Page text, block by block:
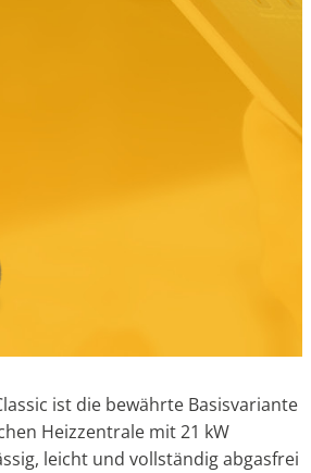
ist die bewährte Basisvariante
Heizzentrale mit 21 kW
leicht und vollständig abgasfrei